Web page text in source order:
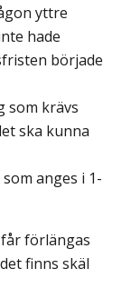
yttre
hade
började
som krävs
ska kunna
anges i 1-
förlängas
finns skäl